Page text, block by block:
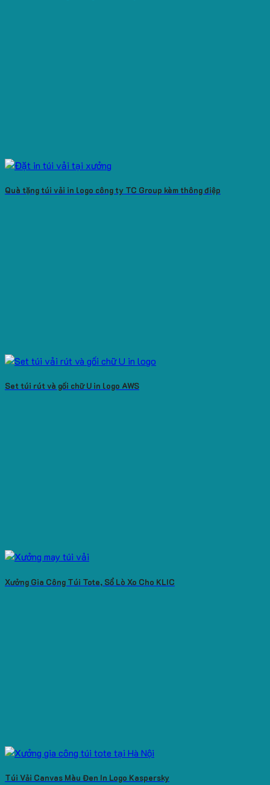
Quà tặng túi vải in logo công ty TC Group kèm thông điệp
Set túi rút và gối chữ U in logo AWS
Xưởng Gia Công Túi Tote, Sổ Lò Xo Cho KLIC
Túi Vải Canvas Màu Đen In Logo Kaspersky